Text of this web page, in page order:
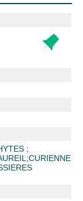
;
;CURIENNE